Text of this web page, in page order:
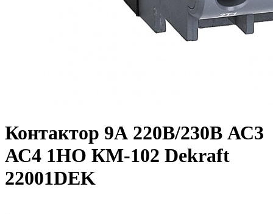
Контактор 9А 220В/230В АС3
АС4 1НО КМ-102 Dekraft
22001DEK